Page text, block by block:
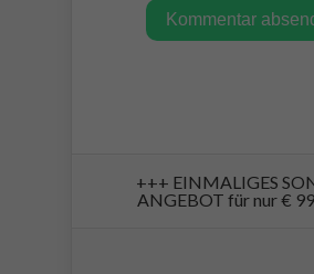
+++ EINMALIGES
ANGEBOT für nur €